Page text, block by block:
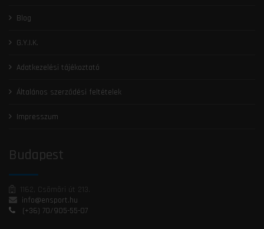
Blog
G.Y.I.K.
Adatkezelési tájékoztató
Általános szerződési feltételek
Impresszum
Budapest
1162, Csömöri út 213.
info@ensport.hu
(+36) 70/905-55-07